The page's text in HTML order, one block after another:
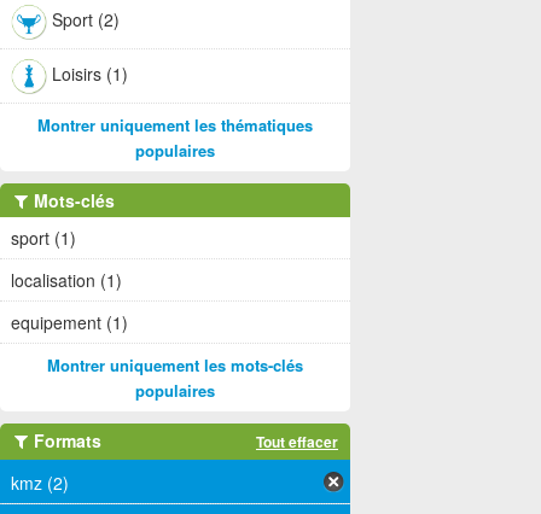
Sport (2)
Loisirs (1)
Montrer uniquement les thématiques
populaires
Mots-clés
sport (1)
localisation (1)
equipement (1)
Montrer uniquement les mots-clés
populaires
Formats Tout effacer
kmz (2)